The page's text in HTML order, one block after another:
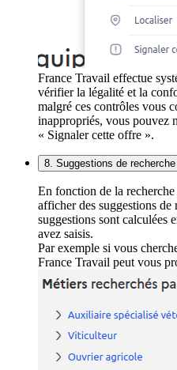
France Travail effectue
vérifier la légalité et la
malgré ces contrôles vous
inappropriés, vous pouvez
« Signaler cette offre ».
8. Suggestions de recherche
En fonction de la
afficher des suggestions de
suggestions sont calculées
avez saisis.
Par exemple si vous
France Travail peut vous